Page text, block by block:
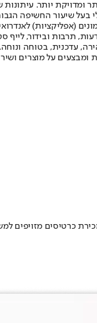
יותר.
2007, וב-2010 הפך "ישראל היום"
תרבות ובידור, לייף
עדכנית, בטוחה
על מוצרים
שהונה עשרות אנשים